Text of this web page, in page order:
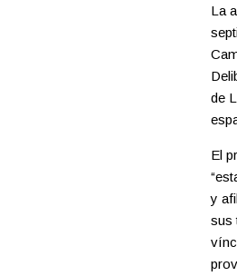
La
de
El
y
sus